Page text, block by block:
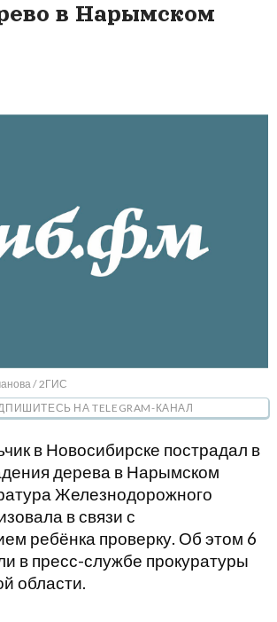
в Нарымском
/ 2ГИС
НА TELEGRAM-КАНАЛ
в Новосибирске пострадал в
дерева в Нарымском
Железнодорожного
в связи с
ребёнка проверку. Об этом 6
в пресс-службе прокуратуры
области.